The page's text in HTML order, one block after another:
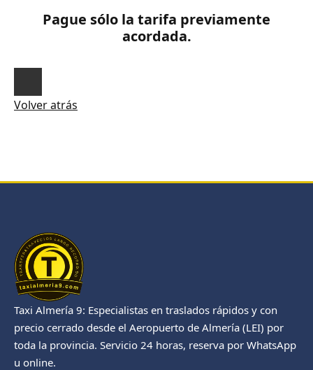
Pague sólo la tarifa previamente
acordada.
Volver atrás
Taxi Almería 9: Especialistas en traslados rápidos y con
precio cerrado desde el Aeropuerto de Almería (LEI) por
toda la provincia. Servicio 24 horas, reserva por WhatsApp
u online.